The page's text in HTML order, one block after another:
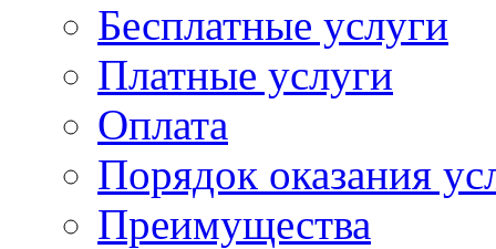
Бесплатные услуги
Платные услуги
Оплата
Порядок оказания
Преимущества